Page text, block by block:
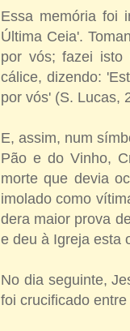
Essa memória foi
Última Ceia'.
por vós; fazei isto
cálice, dizendo:
por vós' (S. Lucas,
E, assim, num
Pão e do Vinho,
morte que devia
imolado como
dera maior prova
e deu à Igreja esta
No dia seguinte,
foi crucificado